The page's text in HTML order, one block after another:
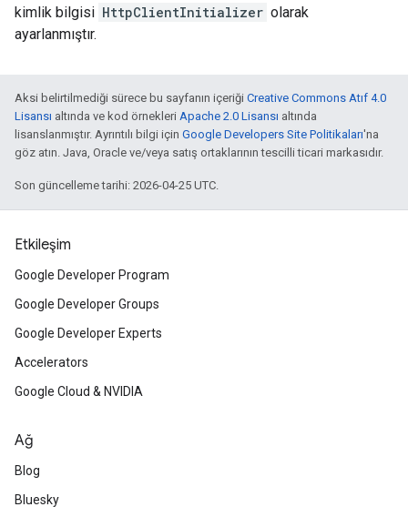
kimlik bilgisi HttpClientInitializer olarak
ayarlanmıştır.
Aksi belirtilmediği sürece bu sayfanın içeriği Creative Commons Atıf 4.0
Lisansı altında ve kod örnekleri Apache 2.0 Lisansı altında
lisanslanmıştır. Ayrıntılı bilgi için Google Developers Site Politikaları'na
göz atın. Java, Oracle ve/veya satış ortaklarının tescilli ticari markasıdır.
Son güncelleme tarihi: 2026-04-25 UTC.
Etkileşim
Google Developer Program
Google Developer Groups
Google Developer Experts
Accelerators
Google Cloud & NVIDIA
Ağ
Blog
Bluesky